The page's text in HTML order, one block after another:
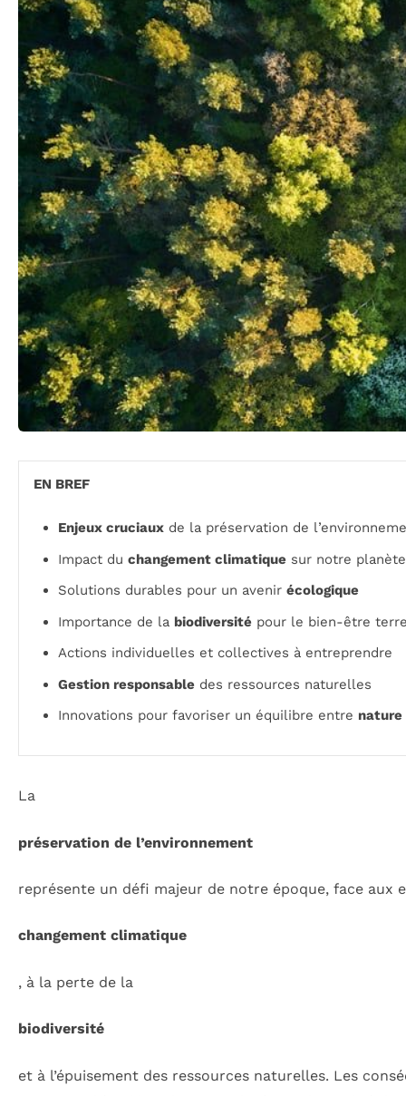
EN BREF
Enjeux cruciaux de la préservation de
Impact du changement climatique sur notre planète
Solutions durables pour un avenir écologique
Importance de la biodiversité pour le bien-être
Actions individuelles et collectives à entreprendre
Gestion responsable des ressources naturelles
Innovations pour favoriser un équilibre entre nature
La
préservation de l’environnement
représente un défi majeur de notre époque, face aux
changement climatique
, à la perte de la
biodiversité
et à l’épuisement des ressources naturelles. Les